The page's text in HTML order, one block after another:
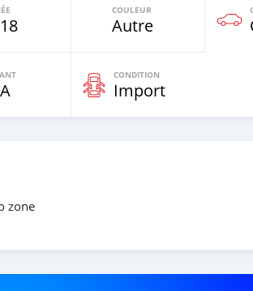
COULEUR
Autre
CONDITION
Import
zone